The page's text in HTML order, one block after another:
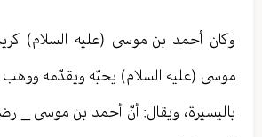
وكان أحمد بن موسى (عليه السلام)
موسى (عليه السلام) يحبّه ويقدّمه ووهب
باليسيرة، ويقال: أنّ أحمد بن موسى _